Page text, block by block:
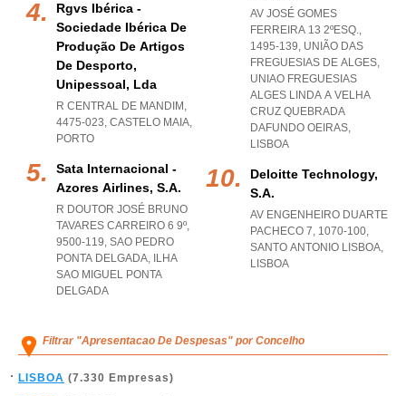
Rgvs Ibérica -
Sociedade Ibérica De
Produção De Artigos
De Desporto,
Unipessoal, Lda
R CENTRAL DE MANDIM,
4475-023, CASTELO MAIA,
PORTO
Sata Internacional -
Azores Airlines, S.a.
R DOUTOR JOSÉ BRUNO
TAVARES CARREIRO 6 9º,
9500-119, SAO PEDRO
PONTA DELGADA, ILHA
SAO MIGUEL PONTA
DELGADA
AV JOSÉ GOMES
FERREIRA 13 2ºESQ.,
1495-139, UNIÃO DAS
FREGUESIAS DE ALGES,
UNIAO FREGUESIAS
ALGES LINDA A VELHA
CRUZ QUEBRADA
DAFUNDO OEIRAS,
LISBOA
Deloitte Technology,
S.a.
AV ENGENHEIRO DUARTE
PACHECO 7, 1070-100,
SANTO ANTONIO LISBOA,
LISBOA
Filtrar "Apresentacao De Despesas" por Concelho
LISBOA (7.330 Empresas)